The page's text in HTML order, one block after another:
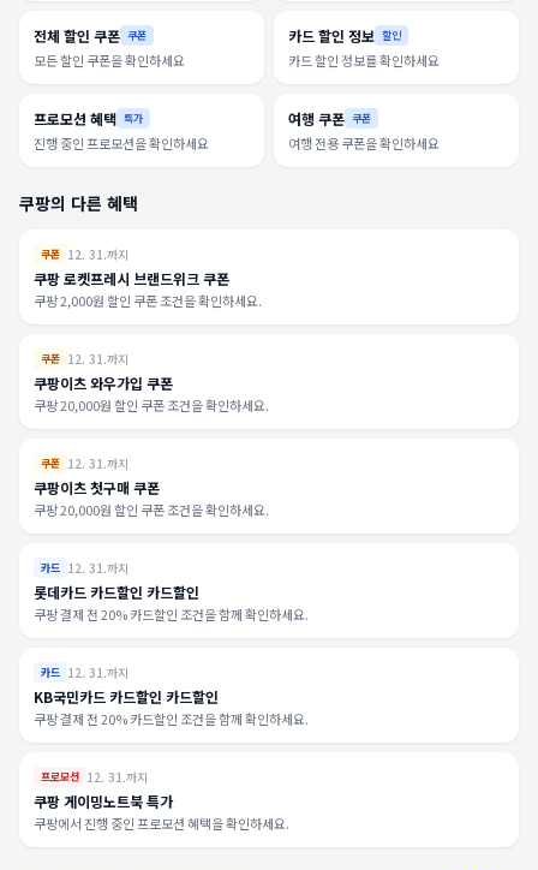
전체 할인 쿠폰 쿠폰
모든 할인 쿠폰을 확인하세요
카드 할인 정보 할인
카드 할인 정보를 확인하세요
프로모션 혜택 특가
진행 중인 프로모션을 확인하세요
여행 쿠폰 쿠폰
여행 전용 쿠폰을 확인하세요
쿠팡의 다른 혜택
쿠폰 12. 31.까지
쿠팡 로켓프레시 브랜드위크 쿠폰
쿠팡 2,000원 할인 쿠폰 조건을 확인하세요.
쿠폰 12. 31.까지
쿠팡이츠 와우가입 쿠폰
쿠팡 20,000원 할인 쿠폰 조건을 확인하세요.
쿠폰 12. 31.까지
쿠팡이츠 첫구매 쿠폰
쿠팡 20,000원 할인 쿠폰 조건을 확인하세요.
카드 12. 31.까지
롯데카드 카드할인 카드할인
쿠팡 결제 전 20% 카드할인 조건을 함께 확인하세요.
카드 12. 31.까지
KB국민카드 카드할인 카드할인
쿠팡 결제 전 20% 카드할인 조건을 함께 확인하세요.
프로모션 12. 31.까지
쿠팡 게이밍노트북 특가
쿠팡에서 진행 중인 프로모션 혜택을 확인하세요.